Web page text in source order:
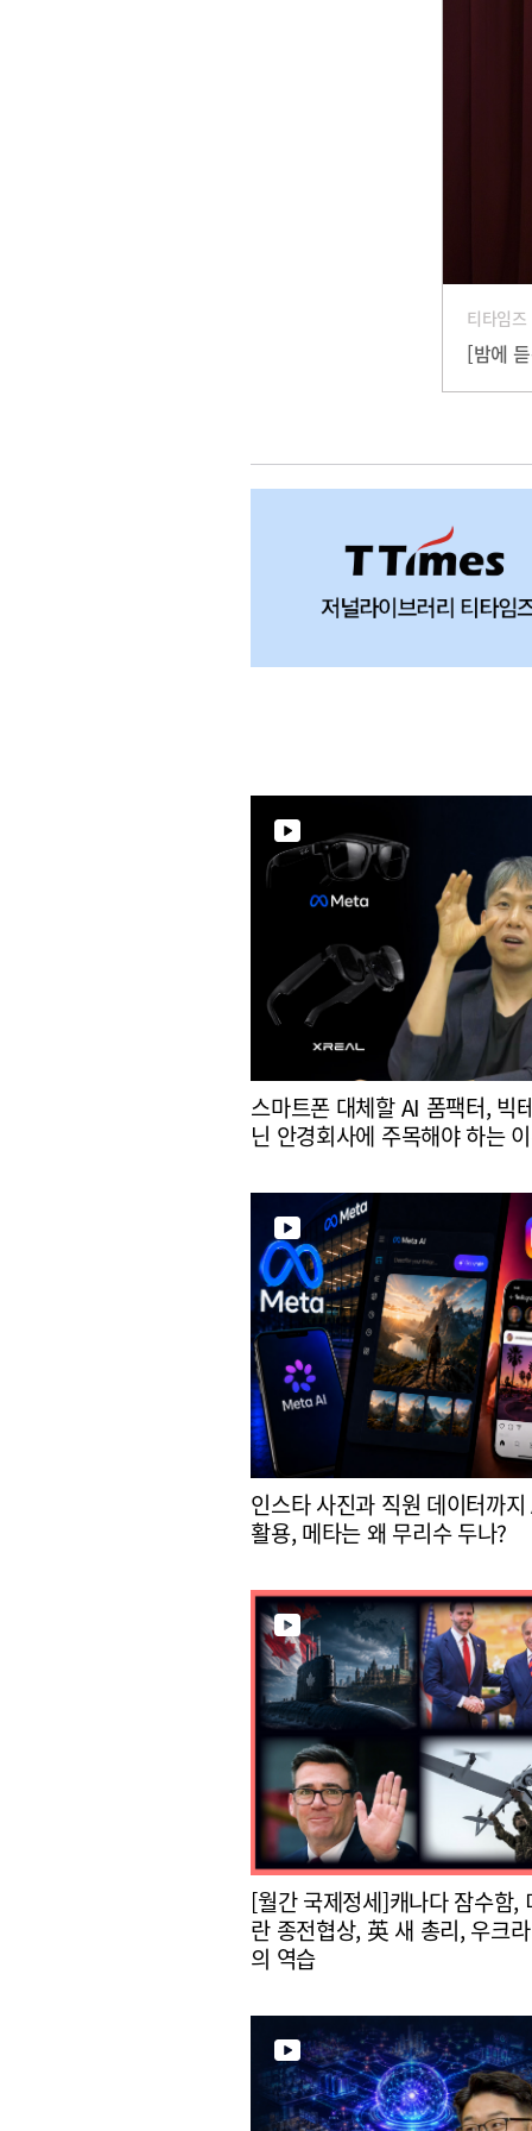
티타임
[밤에
스마트폰 대체할 AI 폼팩터, 빅
닌 안경회사에 주목해야 하는
인스타 사진과 직원 데이터까
활용, 메타는 왜 무리수 두나?
[월간 국제정세]캐나다 잠수함,
란 종전협상, 英 새 총리, 우크
의 역습